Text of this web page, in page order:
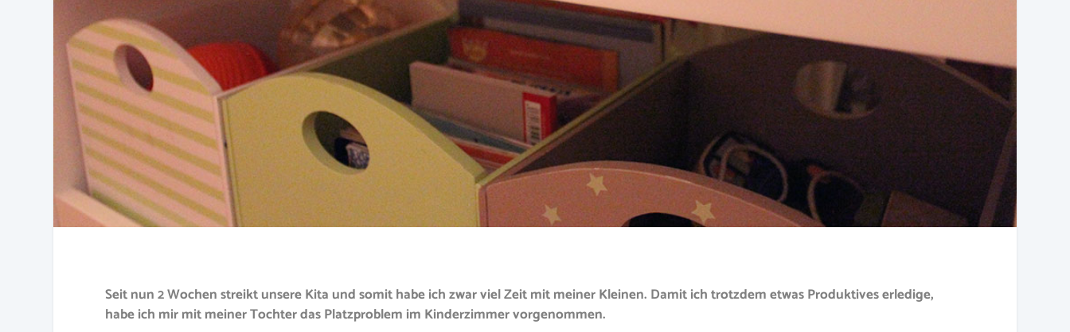
Seit nun 2 Wochen streikt unsere Kita und somit habe ich zwar viel Zeit mit meiner Kleinen. Damit ich trotzdem etwas Produktives erledige,
habe ich mir mit meiner Tochter das Platzproblem im Kinderzimmer vorgenommen.